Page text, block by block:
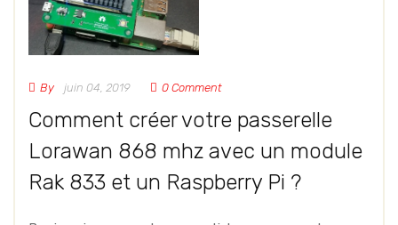
By juin 04, 2019 0 Comment
Comment créer votre passerelle
Lorawan 868 mhz avec un module
Rak 833 et un Raspberry Pi ?